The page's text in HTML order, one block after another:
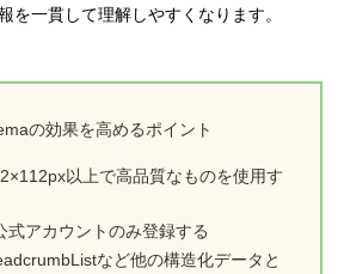
を一貫して理解しやすくなります。
の効果を高めるポイント
以上で高品質なものを使用す
式アカウントのみ登録する
など他の構造化データと